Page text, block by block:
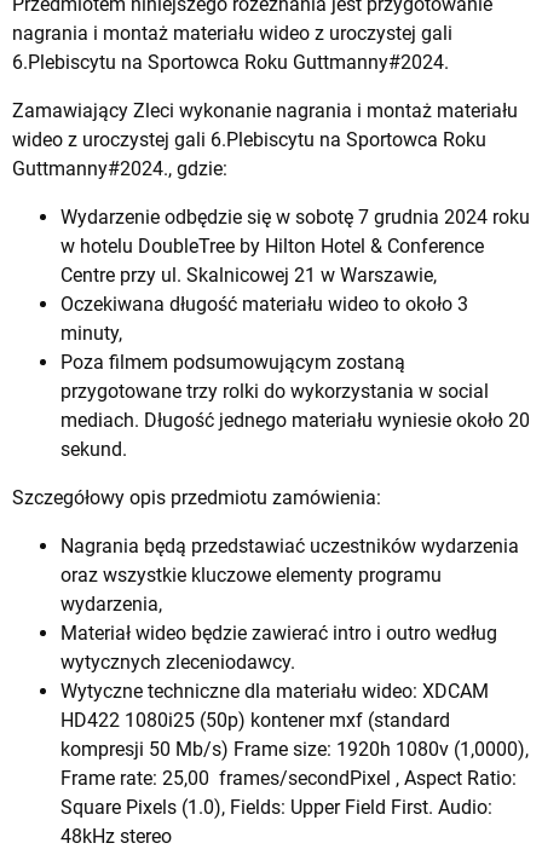
nagrania i montaż materiału wideo z uroczystej gali
6.Plebiscytu na Sportowca Roku Guttmanny#2024.
Zamawiający Zleci wykonanie nagrania i montaż materiału
wideo z uroczystej gali 6.Plebiscytu na Sportowca Roku
Guttmanny#2024., gdzie:
Wydarzenie odbędzie się w sobotę 7 grudnia 2024 roku
w hotelu DoubleTree by Hilton Hotel & Conference
Centre przy ul. Skalnicowej 21 w Warszawie,
Oczekiwana długość materiału wideo to około 3
minuty,
Poza filmem podsumowującym zostaną
przygotowane trzy rolki do wykorzystania w social
mediach. Długość jednego materiału wyniesie około 20
sekund.
Szczegółowy opis przedmiotu zamówienia:
Nagrania będą przedstawiać uczestników wydarzenia
oraz wszystkie kluczowe elementy programu
wydarzenia,
Materiał wideo będzie zawierać intro i outro według
wytycznych zleceniodawcy.
Wytyczne techniczne dla materiału wideo: XDCAM
HD422 1080i25 (50p) kontener mxf (standard
kompresji 50 Mb/s) Frame size: 1920h 1080v (1,0000),
Frame rate: 25,00 frames/secondPixel , Aspect Ratio:
Square Pixels (1.0), Fields: Upper Field First. Audio:
48kHz stereo